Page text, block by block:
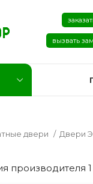
вызвать
двери Двери
производителя